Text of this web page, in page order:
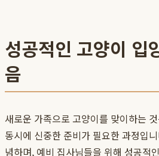
성공적인 고양이 입
음
새로운 가족으로 고양이를 맞이하는
동시에 신중한 준비가 필요한 과정입
념하며, 예비 집사님들을 위해 성공적